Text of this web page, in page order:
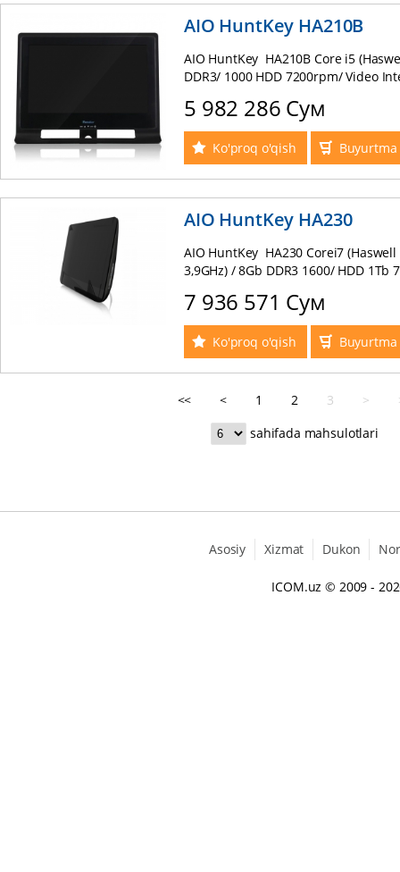
AIO HuntKey HA210B
AIO HuntKey HA210B Core i5
DDR3/ 1000 HDD 7200rpm/ Video
комплект клавиатура+мышь! (black)
5 982 286 Сум
Ko'proq o'qish
AIO HuntKey HA230
AIO HuntKey HA230 Corei7
3,9GHz) / 8Gb DDR3 1600/ HDD
беспроводной комплект
7 936 571 Сум
Ko'proq o'qish
<< < 1 2 3 >
sahifada mahsulotlari
Asosiy Xizmat Dukon
ICOM.uz © 2009 -